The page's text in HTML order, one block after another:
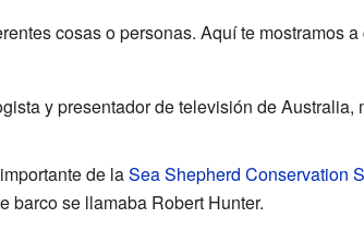
cosas o personas. Aquí te mostramos
y presentador de televisión de Australia,
de laSea Shepherd Conservation
barco se llamaba Robert Hunter.